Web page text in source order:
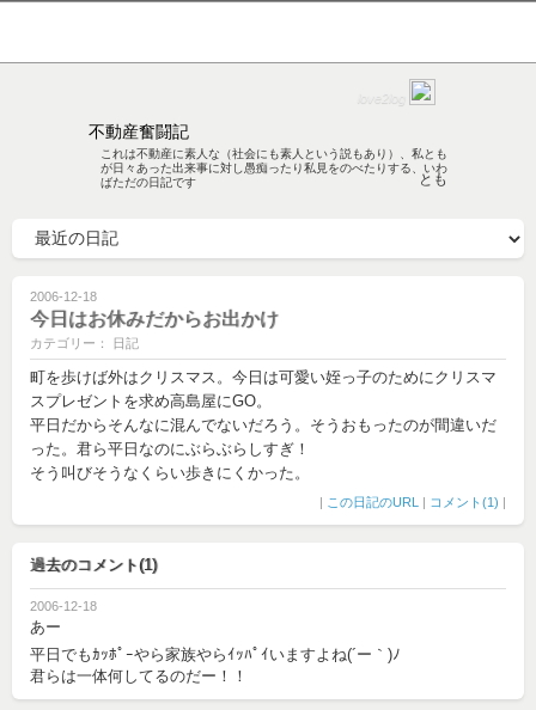
不動産奮闘記
これは不動産に素人な（社会にも素人という説もあり）、私とも
が日々あった出来事に対し愚痴ったり私見をのべたりする、いわ
ばただの日記です
とも
2006-12-18
今日はお休みだからお出かけ
カテゴリー： 日記
町を歩けば外はクリスマス。今日は可愛い姪っ子のためにクリスマ
スプレゼントを求め高島屋にGO。
平日だからそんなに混んでないだろう。そうおもったのが間違いだ
った。君ら平日なのにぶらぶらしすぎ！
そう叫びそうなくらい歩きにくかった。
| この日記のURL | コメント(1) |
過去のコメント(1)
2006-12-18
あー
平日でもｶｯﾎﾟｰやら家族やらｲｯﾊﾟｲいますよね(´ー｀)ﾉ
君らは一体何してるのだー！！